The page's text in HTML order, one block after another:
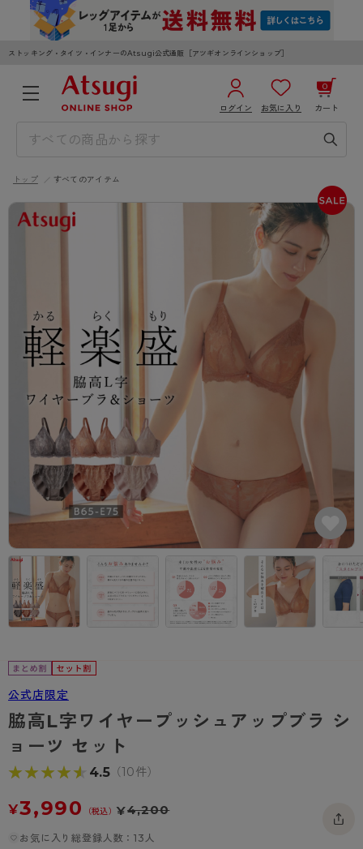
ストッキング・タイツ・インナーのAtsugi公式通販［アツギオンラインショップ］
ログイン お気に入り カート
0
カートを見る
3,980円以上のご購入で送料無料
ログイン／新規会員登録
WOMEN MEN KIDS
カテゴリから探す
レッグウェア
ストッキング
- 無地ストッキング
- 柄ストッキング
- ショート丈ストッキング
- 着圧ストッキング
- パンティ部レスストッキング
タイツ
- 柄タイツ
- ひざ下丈タイツ
- 着圧タイツ
ソックス・靴下
レギンス・スパッツ
インナーウェア
ブラジャー
- ノンワイヤーブラ
- ワイヤーブラ
- ブラトップ
ショーツ
- レギュラーショーツ
肌着・インナー
- 長袖（七分袖以上）
- タンクトップ
- カップ付きインナー
ライフスタイルウェア
ボトムス
ルームウェア・パジャマ
アクティブ・スポーツ
- スポーツブラ
雑貨・小物
レッグウエア
ソックス・靴下
クルー・レギュラー丈ソックス
スニーカー丈・くるぶし丈ソックス
ハイソックス
インナーウエア
メンズパンツ
ボクサー
Tバック・ビキニ
肌着・インナー
ライフスタイルウェア
ボトムス
ルームウェア・パジャマ
レッグウエア
タイツ
ソックス・靴下
クルー・レギュラー丈ソックス
スニーカー丈・くるぶし丈ソックス
ハイソックス
スクールソックス
インナーウエア
ブラジャー
ノンワイヤーブラ
スポーツブラ
ショーツ
レギュラーショーツ
ブランドから探す
AZGI
アスティーグ
クリアビューティアクティブ
スゴスト
フェイクタイツ
hotto comfort
BT
スクールタイム
みんなの、みんなの。
CLINICAL
ハイジュニ
商品選びのお手伝い
お悩み別ガードル
ブラジャー特集
私に似合う、ストッキング選び
タイツの選び方
ご利用ガイド
はじめての方へ
よくある質問（FAQ）
配送方法について
返品・交換について
お問い合わせについて
トップ すべてのアイテム
公式店限定
脇高L字ワイヤープッシュアップブラ シ
ョーツ セット
★★★★★
★★★★★ 4.5（10件）
¥3,990 （税込） ¥4,200
お気に入り総登録人数：13人